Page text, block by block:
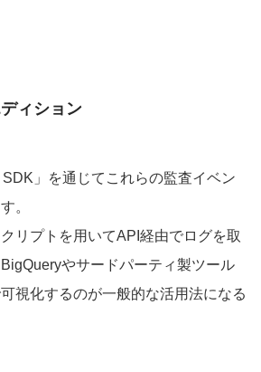
ィション
」を通じてこれらの監査イベン
。
リプトを用いてAPI経由でログを取
やサードパーティ製ツール
視化するのが一般的な活用法になる